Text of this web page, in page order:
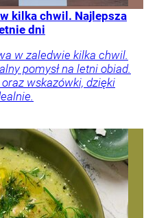
kilka chwil. Najlepsza
dni
w zaledwie kilka chwil.
pomysł na letni obiad.
wskazówki, dzięki